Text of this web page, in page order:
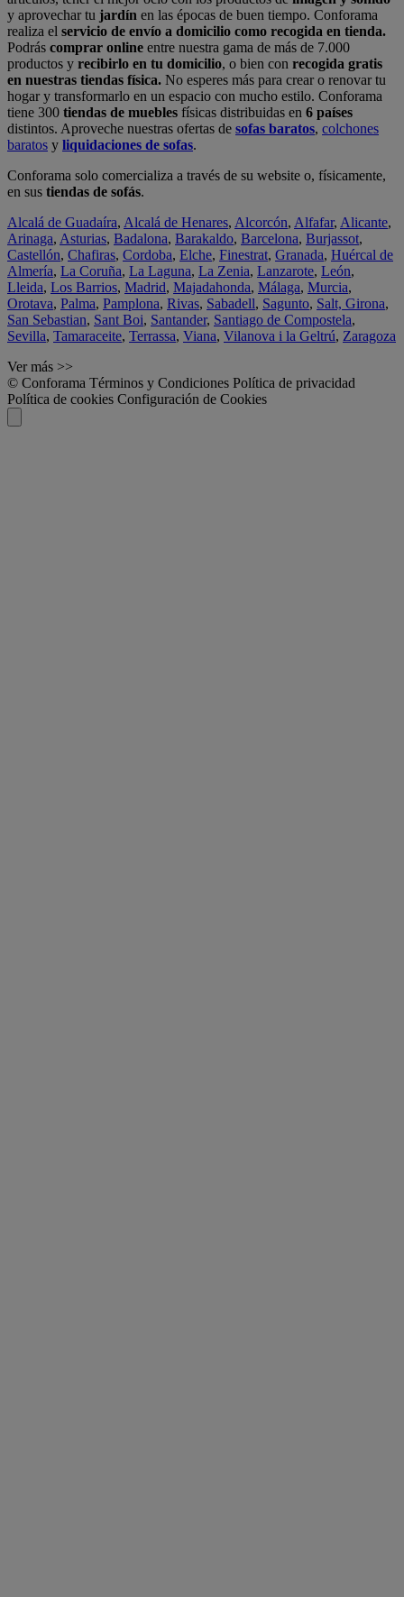
y aprovechar tu jardín en las épocas de buen tiempo. Conforama
realiza el servicio de envío a domicilio como recogida en tienda.
Podrás comprar online entre nuestra gama de más de 7.000
productos y recibirlo en tu domicilio, o bien con recogida gratis
en nuestras tiendas física. No esperes más para crear o renovar tu
hogar y transformarlo en un espacio con mucho estilo. Conforama
tiene 300 tiendas de muebles físicas distribuidas en 6 países
distintos. Aproveche nuestras ofertas de sofas baratos, colchones
baratos y liquidaciones de sofas.
Conforama solo comercializa a través de su website o, físicamente,
en sus tiendas de sofás.
Alcalá de Guadaíra, Alcalá de Henares, Alcorcón, Alfafar, Alicante,
Arinaga, Asturias, Badalona, Barakaldo, Barcelona, Burjassot,
Castellón, Chafiras, Cordoba, Elche, Finestrat, Granada, Huércal de
Almería, La Coruña, La Laguna, La Zenia, Lanzarote, León,
Lleida, Los Barrios, Madrid, Majadahonda, Málaga, Murcia,
Orotava, Palma, Pamplona, Rivas, Sabadell, Sagunto, Salt, Girona,
San Sebastian, Sant Boi, Santander, Santiago de Compostela,
Sevilla, Tamaraceite, Terrassa, Viana, Vilanova i la Geltrú, Zaragoza
Ver más >>
© Conforama Términos y Condiciones Política de privacidad
Política de cookies Configuración de Cookies